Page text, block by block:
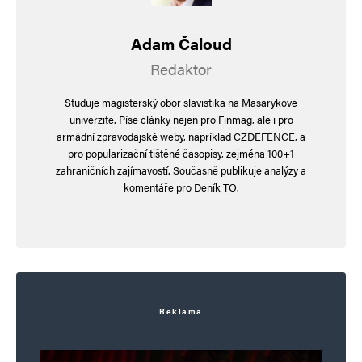
Adam Čaloud
Redaktor
Studuje magisterský obor slavistika na Masarykově
univerzitě. Píše články nejen pro Finmag, ale i pro
armádní zpravodajské weby, například CZDEFENCE, a
pro popularizační tištěné časopisy, zejména 100+1
zahraničních zajímavostí. Současně publikuje analýzy a
komentáře pro Deník TO.
Reklama